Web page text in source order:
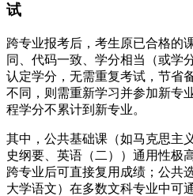
试
跨专业报考后，考生原已合格的
同、代码一致、学分相当（或学
认定学分，无需重复考试，节省
不同，则需重新学习并参加新专
程学分不累计到新专业。
其中，公共基础课（如马克思主
史纲要、英语（二））通用性极
跨专业后可直接复用成绩；公共
大学语文）在多数文科专业中可